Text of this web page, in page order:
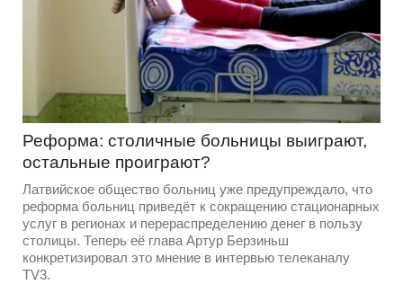
Реформа: столичные больницы выиграют,
остальные проиграют?
Латвийское общество больниц уже предупреждало, что
реформа больниц приведёт к сокращению стационарных
услуг в регионах и перераспределению денег в пользу
столицы. Теперь её глава Артур Берзиньш
конкретизировал это мнение в интервью телеканалу
TV3.